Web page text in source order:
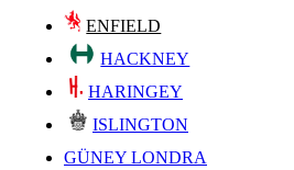
ENFIELD
HACKNEY
HARINGEY
ISLINGTON
GÜNEY LONDRA